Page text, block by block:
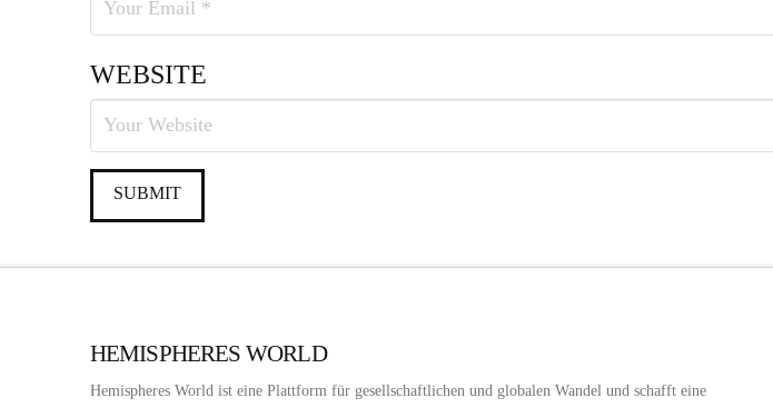
WEBSITE
HEMISPHERES WORLD
Hemispheres World ist eine Plattform für gesellschaftlichen und globalen Wandel und schafft eine